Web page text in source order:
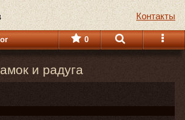
Контакты
0
и радуга